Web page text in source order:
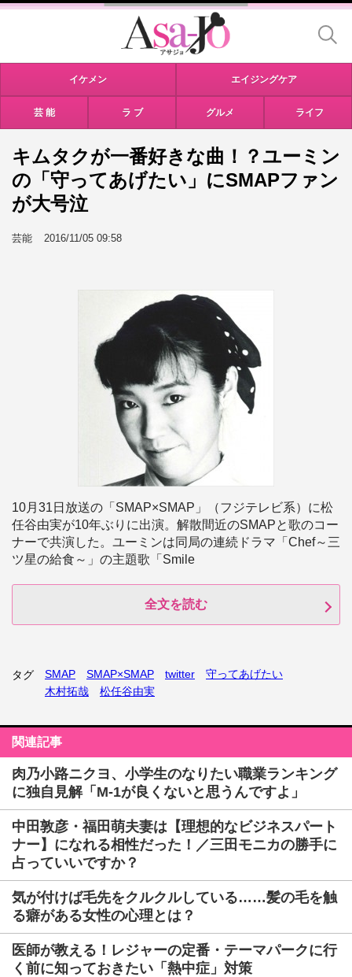
イケメン エイジングケア
芸 能 ラ ブ グルメ ライフ
キムタクが一番好きな曲！？ユーミン
の「守ってあげたい」にSMAPファン
が大号泣
芸能 2016/11/05 09:58
10月31日放送の「SMAP×SMAP」（フジテレビ系）に松
任谷由実が10年ぶりに出演。解散間近のSMAPと歌のコー
ナーで共演した。ユーミンは同局の連続ドラマ「Chef～三
ツ星の給食～」の主題歌「Smile
全文を読む
タグ SMAP SMAP×SMAP twitter
守ってあげたい
木村拓哉
松任谷由実
関連記事
肉乃小路ニクヨ、小学生のなりたい職業ランキング
に独自見解「M-1が良くないと思うんですよ」
中田敦彦・福田萌夫妻は【理想的なビジネスパート
ナー】になれる相性だった！／三田モニカの勝手に
占っていいですか？
気が付けば毛先をクルクルしている……髪の毛を触
る癖がある女性の心理とは？
医師が教える！レジャーの定番・テーマパークに行
く前に知っておきたい「熱中症」対策